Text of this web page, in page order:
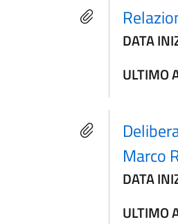
DATA
ULTIMO
Marco
DATA
ULTIMO